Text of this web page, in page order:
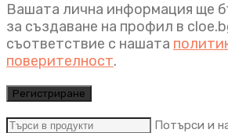
Вашата лична информация ще
за създаване на профил в
съответствие с нашата
поверителност.
Регистриране
Потърси и